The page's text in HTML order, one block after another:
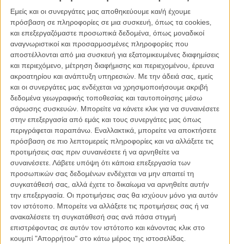
Εμείς και οι συνεργάτες μας αποθηκεύουμε και/ή έχουμε
πρόσβαση σε πληροφορίες σε μια συσκευή, όπως τα cookies,
και επεξεργαζόμαστε προσωπικά δεδομένα, όπως μοναδικοί
αναγνωριστικοί και προσαρμοσμένες πληροφορίες που
αποστέλλονται από μια συσκευή για εξατομικευμένες διαφημίσεις
και περιεχόμενο, μέτρηση διαφήμισης και περιεχομένου, έρευνα
ακροατηρίου και ανάπτυξη υπηρεσιών. Με την άδειά σας, εμείς
και οι συνεργάτες μας ενδέχεται να χρησιμοποιήσουμε ακριβή
δεδομένα γεωγραφικής τοποθεσίας και ταυτοποίησης μέσω
σάρωσης συσκευών. Μπορείτε να κάνετε κλικ για να συναινέσετε
στην επεξεργασία από εμάς και τους συνεργάτες μας όπως
περιγράφεται παραπάνω. Εναλλακτικά, μπορείτε να αποκτήσετε
πρόσβαση σε πιο λεπτομερείς πληροφορίες και να αλλάξετε τις
προτιμήσεις σας πριν συναινέσετε ή να αρνηθείτε να
συναινέσετε. Λάβετε υπόψη ότι κάποια επεξεργασία των
προσωπικών σας δεδομένων ενδέχεται να μην απαιτεί τη
συγκατάθεσή σας, αλλά έχετε το δικαίωμα να αρνηθείτε αυτήν
την επεξεργασία. Οι προτιμήσεις σας θα ισχύουν μόνο για αυτόν
τον ιστότοπο. Μπορείτε να αλλάξετε τις προτιμήσεις σας ή να
ανακαλέσετε τη συγκατάθεσή σας ανά πάσα στιγμή
επιστρέφοντας σε αυτόν τον ιστότοπο και κάνοντας κλικ στο
κουμπί "Απορρήτου" στο κάτω μέρος της ιστοσελίδας.
Τo Flix θα βρεθεί και φέτος στο Λίντο για να μεταφέρει όλα όσα
πρόκειται να λάβουν χώρα τόσο στη μεγάλη οθόνη όσο και το
κόκκινο χαλί. Μέχρι τότε όμως, ας δούμε – με βάση τη λογική αλλά
και τις επιθυμίες μας – ποιες ταινίες είναι πιθανότερο να
αποτελέσουν κομμάτι του line-up του 76ου Φεστιβάλ
Κινηματογράφου της Βενετίας. Το επόμενο Οσκαρ καλύτερης ταινίας
μπορεί να βρίσκεται για ακόμη μια φορά ανάμεσά τους.
Ad Astra του Τζέιμς Γκρέι